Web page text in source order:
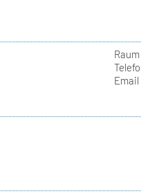
Raum
Email